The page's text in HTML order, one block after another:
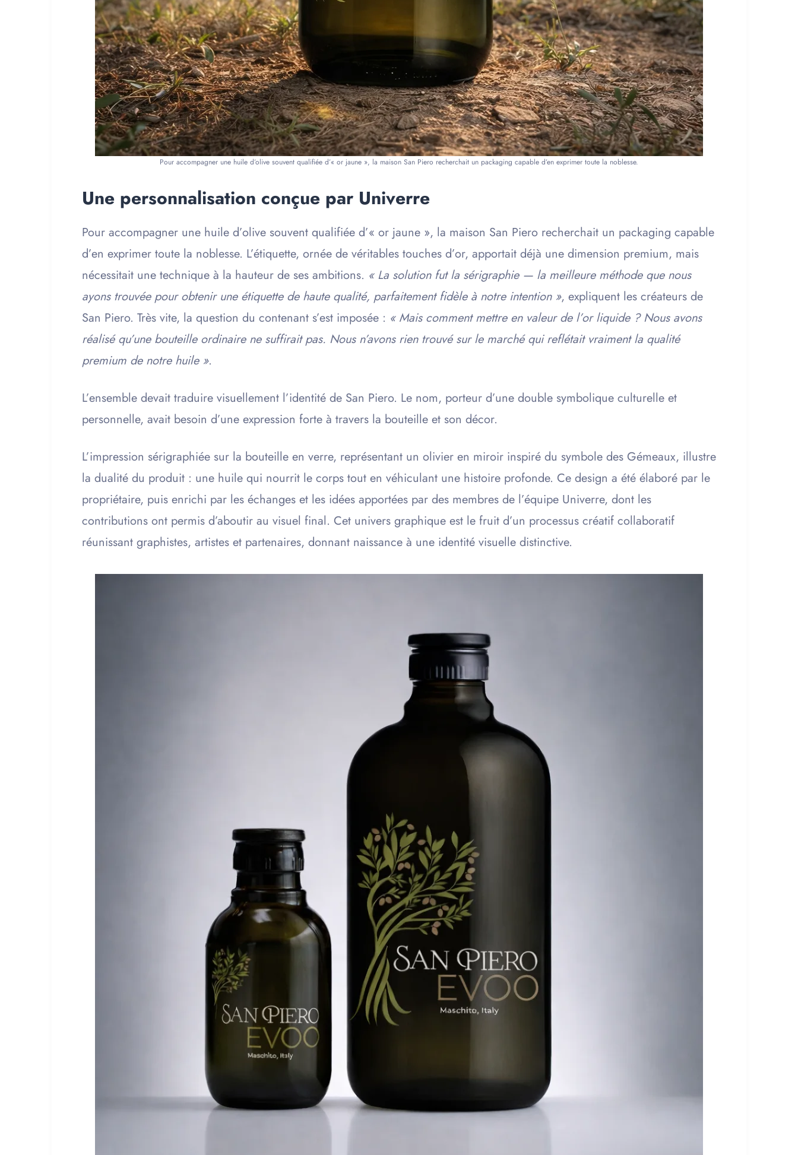
Pour accompagner une huile d’olive souvent qualifiée d’« or jaune », la maison San Piero recherchait un packaging capable d’en exprimer toute la noblesse.
Une personnalisation conçue par Univerre
Pour accompagner une huile d’olive souvent qualifiée d’« or jaune », la maison San Piero recherchait un packaging capable
d’en exprimer toute la noblesse. L’étiquette, ornée de véritables touches d’or, apportait déjà une dimension premium, mais
nécessitait une technique à la hauteur de ses ambitions. « La solution fut la sérigraphie — la meilleure méthode que nous
ayons trouvée pour obtenir une étiquette de haute qualité, parfaitement fidèle à notre intention », expliquent les créateurs de
San Piero. Très vite, la question du contenant s’est imposée : « Mais comment mettre en valeur de l’or liquide ? Nous avons
réalisé qu’une bouteille ordinaire ne suffirait pas. Nous n’avons rien trouvé sur le marché qui reflétait vraiment la qualité
premium de notre huile ».
L’ensemble devait traduire visuellement l’identité de San Piero. Le nom, porteur d’une double symbolique culturelle et
personnelle, avait besoin d’une expression forte à travers la bouteille et son décor.
L’impression sérigraphiée sur la bouteille en verre, représentant un olivier en miroir inspiré du symbole des Gémeaux, illustre
la dualité du produit : une huile qui nourrit le corps tout en véhiculant une histoire profonde. Ce design a été élaboré par le
propriétaire, puis enrichi par les échanges et les idées apportées par des membres de l’équipe Univerre, dont les
contributions ont permis d’aboutir au visuel final. Cet univers graphique est le fruit d’un processus créatif collaboratif
réunissant graphistes, artistes et partenaires, donnant naissance à une identité visuelle distinctive.